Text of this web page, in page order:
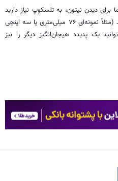
دیدن نپتون، به تلسکوپ نیاز دارید
و اگر تلسکوپ نسبتاً خوبی داشته باشید (مثلاً نمونه‌ای ۷۶ میلی‌متری یا سه اینچی
۲۰۰ برابر)، می‌توانید یک پدیده هیجان‌انگیز دیگر را نیز